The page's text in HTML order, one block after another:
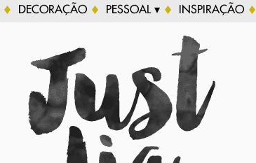
DECORAÇÃO PESSOAL ▾ INSPIRAÇÃO